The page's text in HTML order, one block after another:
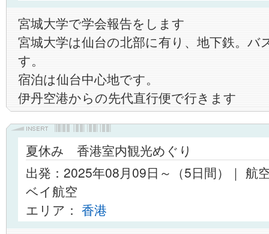
宮城大学で学会報告をします
宮城大学は仙台の北部に有り、地下鉄。バ
す。
宿泊は仙台中心地です。
伊丹空港からの先代直行便で行きます
夏休み 香港室内観光めぐり
出発：2025年08月09日～（5日間）｜ 航
ベイ航空
エリア： 香港